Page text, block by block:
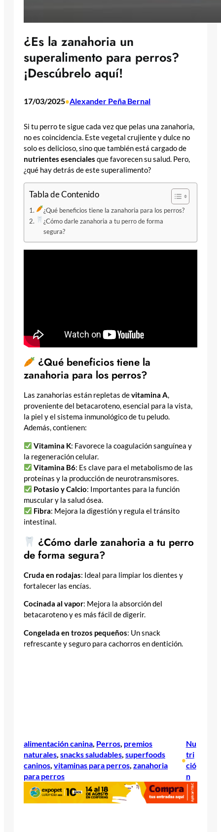
¿Es la zanahoria un
superalimento para perros?
¡Descúbrelo aquí!
17/03/2025•Alexander Peña Bernal
Si tu perro te sigue cada vez que pelas una zanahoria,
no es coincidencia. Este vegetal crujiente y dulce no
solo es delicioso, sino que también está cargado de
nutrientes esenciales que favorecen su salud. Pero,
¿qué hay detrás de este superalimento?
Tabla de Contenido
¿Qué beneficios tiene la zanahoria para los perros?
¿Cómo darle zanahoria a tu perro de forma
segura?
¿Qué beneficios tiene la
zanahoria para los perros?
Las zanahorias están repletas devitamina A,
proveniente del betacaroteno, esencial para la vista,
la piel y el sistema inmunológico de tu peludo.
Además, contienen:
Vitamina K: Favorece la coagulación sanguínea y
la regeneración celular.
Vitamina B6: Es clave para el metabolismo de las
proteínas y la producción de neurotransmisores.
Potasio y Calcio: Importantes para la función
muscular y la salud ósea.
Fibra: Mejora la digestión y regula el tránsito
intestinal.
¿Cómo darle zanahoria a tu perro
de forma segura?
Cruda en rodajas: Ideal para limpiar los dientes y
fortalecer las encías.
Cocinada al vapor: Mejora la absorción del
betacaroteno y es más fácil de digerir.
Congelada en trozos pequeños: Un snack
refrescante y seguro para cachorros en dentición.
alimentación canina, Perros, premios
naturales, snacks saludables, superfoods
caninos, vitaminas para perros, zanahoria
para perros
•
Nu
tri
ció
n